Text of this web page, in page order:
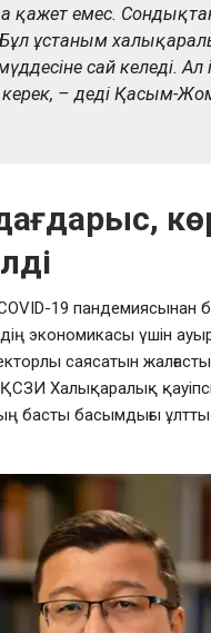
қажет емес.
ұстаным
сай келеді. Ал
– деді Қасым-
19 пандемиясынан
экономикасы үшін
саясатын
Халықаралық
басымдығы